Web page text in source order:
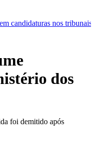
Senai RN abre
dos
foi demitido após